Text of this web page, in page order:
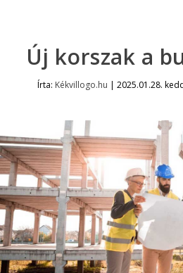
Új korszak a
Írta: Kékvillogo.hu | 2025.01.28.